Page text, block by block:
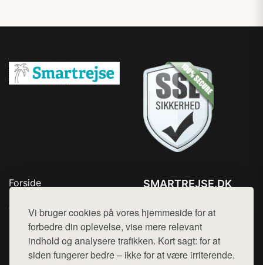
Vi bruger cookies på vores hjemmeside for at
forbedre din oplevelse, vise mere relevant
indhold og analysere trafikken. Kort sagt: for at
siden fungerer bedre – ikke for at være irriterende.
Forside
Top Rabatter
Kontakt
SMARTREJSE.DK
Mail: hej@want.dk
Cookie- og privatlivspolitik